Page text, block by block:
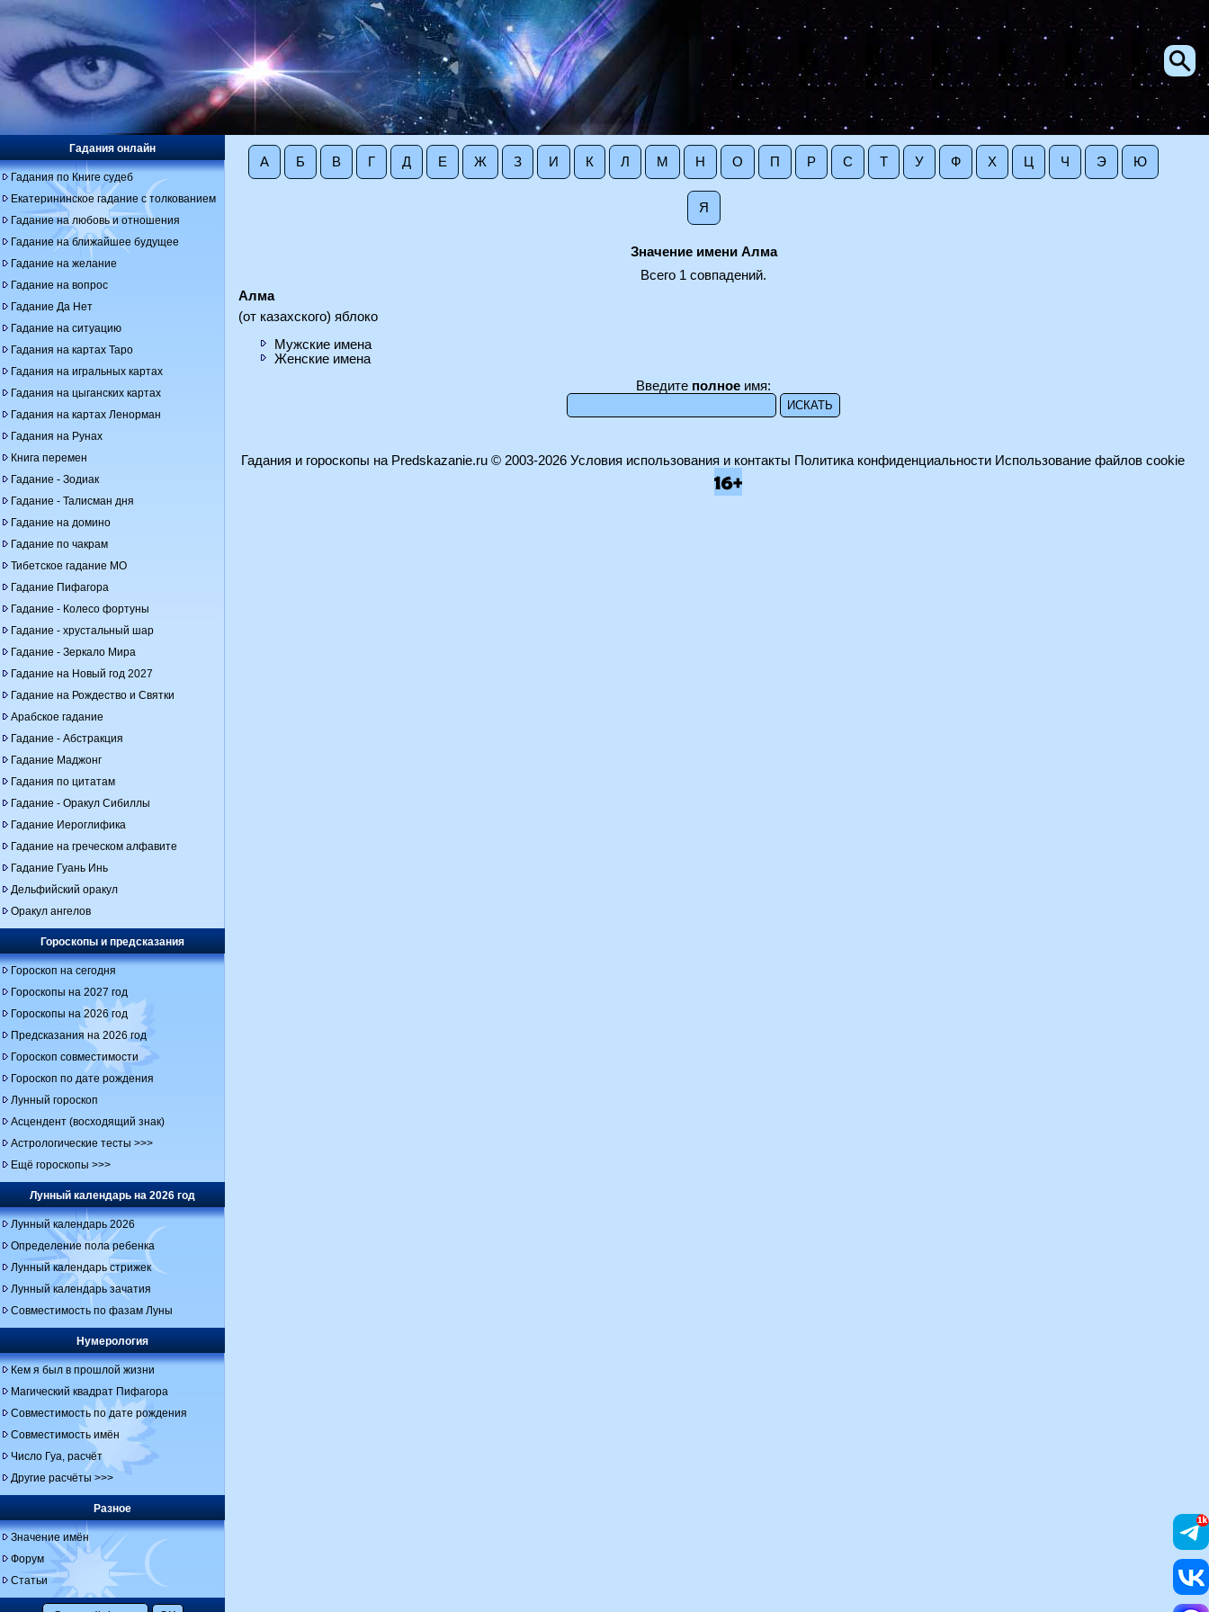
А Б В Г Д Е Ж З И К Л М Н О П Р С Т У Ф Х Ц Ч Э Ю
Я
Значение имени Алма
Всего 1 совпадений.
Алма
(от казахского) яблоко
Мужские имена
Женские имена
Введите полное имя:
Гадания онлайн
Гадания по Книге судеб
Екатерининское гадание с толкованием
Гадание на любовь и отношения
Гадание на ближайшее будущее
Гадание на желание
Гадание на вопрос
Гадание Да Нет
Гадание на ситуацию
Гадания на картах Таро
Гадания на игральных картах
Гадания на цыганских картах
Гадания на картах Ленорман
Гадания на Рунах
Книга перемен
Гадание - Зодиак
Гадание - Талисман дня
Гадание на домино
Гадание по чакрам
Тибетское гадание МО
Гадание Пифагора
Гадание - Колесо фортуны
Гадание - хрустальный шар
Гадание - Зеркало Мира
Гадание на Новый год 2027
Гадание на Рождество и Святки
Арабское гадание
Гадание - Абстракция
Гадание Маджонг
Гадания по цитатам
Гадание - Оракул Сибиллы
Гадание Иероглифика
Гадание на греческом алфавите
Гадание Гуань Инь
Дельфийский оракул
Оракул ангелов
Гороскопы и предсказания
Гороскоп на сегодня
Гороскопы на 2027 год
Гороскопы на 2026 год
Предсказания на 2026 год
Гороскоп совместимости
Гороскоп по дате рождения
Лунный гороскоп
Асцендент (восходящий знак)
Астрологические тесты >>>
Ещё гороскопы >>>
Лунный календарь на 2026 год
Лунный календарь 2026
Определение пола ребенка
Лунный календарь стрижек
Лунный календарь зачатия
Совместимость по фазам Луны
Нумерология
Кем я был в прошлой жизни
Магический квадрат Пифагора
Совместимость по дате рождения
Совместимость имён
Число Гуа, расчёт
Другие расчёты >>>
Разное
Значение имён
Форум
Статьи
Гадания и гороскопы на Predskazanie.ru© 2003-2026 Условия использования и контакты Политика конфиденциальности Использование файлов cookie